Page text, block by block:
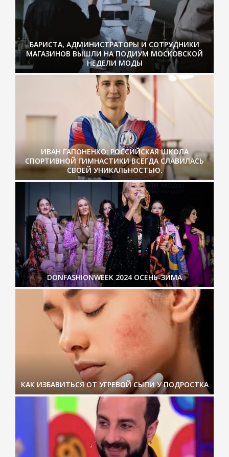
БАРИСТА, АДМИНИСТРАТОРЫ И СОТРУДНИКИ
МАГАЗИНОВ ВЫШЛИ НА ПОДИУМ МОСКОВСКОЙ
НЕДЕЛИ МОДЫ
ИВАН ГАПОНЕНКО: РОССИЙСКАЯ ШКОЛА
СПОРТИВНОЙ ГИМНАСТИКИ ВСЕГДА СЛАВИЛАСЬ
СВОЕЙ УНИКАЛЬНОСТЬЮ.
DONFASHIONWEEK 2024 ОСЕНЬ-ЗИМА
КАК ИЗБАВИТЬСЯ ОТ УГРЕВОЙ СЫПИ У ПОДРОСТКА